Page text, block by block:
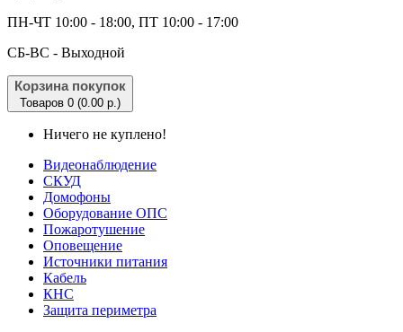
ПН-ЧТ 10:00 - 18:00, ПТ 10:00 - 17:00
CБ-ВС - Выходной
Корзина покупок
Товаров 0 (0.00 р.)
Ничего не куплено!
Видеонаблюдение
СКУД
Домофоны
Оборудование ОПС
Пожаротушение
Оповещение
Источники питания
Кабель
КНС
Защита периметра